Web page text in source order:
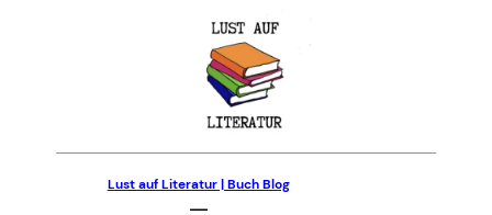
Lust auf Literatur | Buch Blog